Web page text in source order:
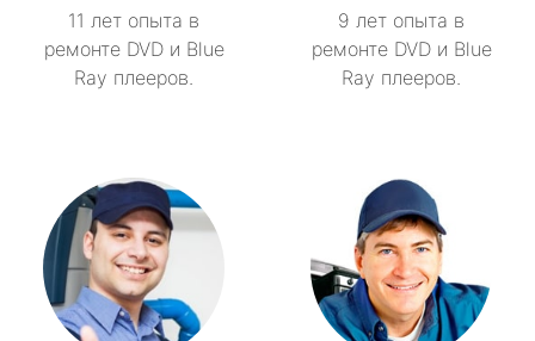
11 лет опыта в
ремонте DVD и Blue
Ray плееров.
9 лет опыта в
ремонте DVD и Blue
Ray плееров.